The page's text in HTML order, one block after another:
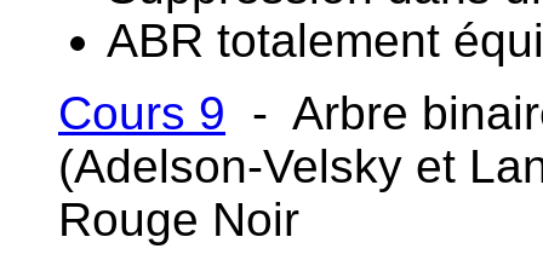
ABR totalement
Cours 9 - Arbre
(Adelson-Velsky et
Rouge Noir